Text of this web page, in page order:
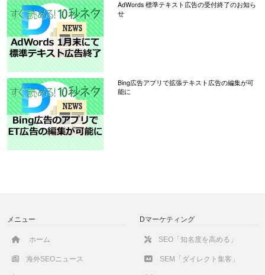
AdWords 標準テキスト広告の受付終了のお知ら
せ
Bing広告アプリで拡張テキスト広告の編集が可
能に
メニュー
ホーム
海外SEOニュース
Dマーケティング
SEO「知名度を高める」
SEM「ダイレクト集客」